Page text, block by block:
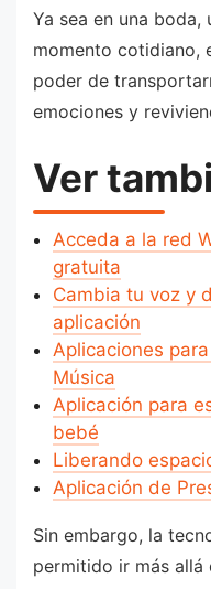
Ya sea en una boda,
momento cotidiano,
poder de
emociones y
Ver
Acceda a la red
gratuita
Cambia tu voz y
aplicación
Aplicaciones
Música
Aplicación para
bebé
Liberando
Aplicación de
Sin embargo, la
permitido ir más allá